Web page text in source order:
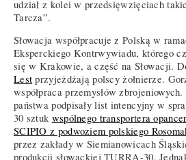
udział z kolei w przedsięwzięciach
Tarcza”.
Słowacja współpracuje z Polską w
Eksperckiego Kontrwywiadu, którego
się w Krakowie, a część na Słowacji.
Lest przyjeżdżają polscy żołnierze.
współpraca przemysłów
państwa podpisały list intencyjny w
30 sztuk wspólnego transportera
SCIPIO z podwoziem polskiego
przez zakłady w Siemianowicach
produkcji słowackiej TURRA-30.